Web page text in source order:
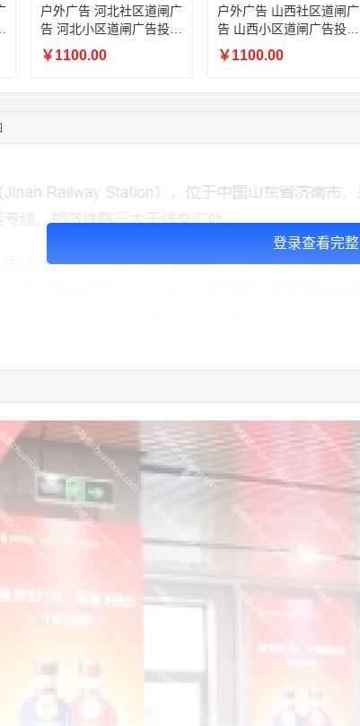
03:27:46 181****7631 联系了该媒体所在商家
03:18:49 173****0620 联系了该媒体所在商家
03:20:56 156****3374
联系了该媒体所在商家
01:59:39 189****2617 联系了该媒体所在商家
户外广告 河北社区道闸广
告 河北小区道闸广告投放
价格
￥1100.00
户外广告 山西社区道闸广
告 山西小区道闸广告投放
价格
￥1100.00
登录查看完整